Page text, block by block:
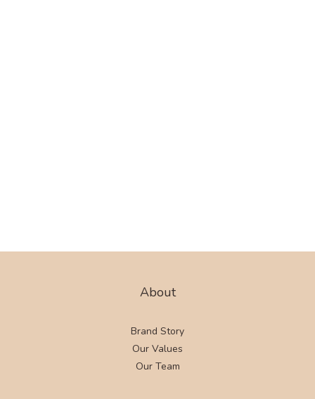
About
Brand Story
Our Values
Our Team